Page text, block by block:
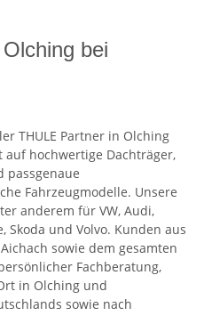
bei
THULE Partner in Olching
hochwertige Dachträger,
passgenaue
Fahrzeugmodelle. Unsere
anderem für VW, Audi,
Skoda und Volvo. Kunden aus
sowie dem gesamten
Fachberatung,
in Olching und
sowie nach